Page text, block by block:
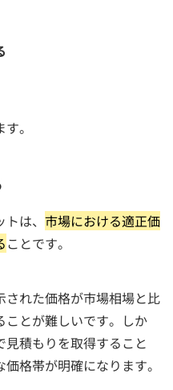
。
は、 市場における適正価
ことです。
れた価格が市場相場と比
とが難しいです。しか
見積もりを取得すること
格帯が明確になります。